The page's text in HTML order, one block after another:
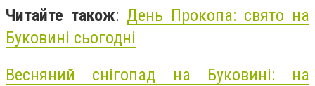
Читайте також: День Прокопа: свято на
Буковині сьогодні
Весняний снігопад на Буковині: на